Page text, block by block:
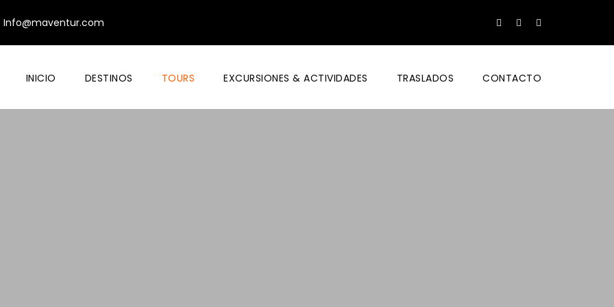
Info@maventur.com
INICIO DESTINOS TOURS EXCURSIONES & ACTIVIDADES TRASLADOS CONTACTO